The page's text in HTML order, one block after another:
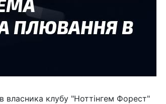
власника клубу "Ноттінгем Форест"